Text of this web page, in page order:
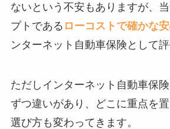
ないという不安もありますが、
プトである ローコストで確かな
ンターネット自動車保険として評
ただしインターネット自動車保
ずつ違いがあり、どこに重点を
選び方も変わってきます。